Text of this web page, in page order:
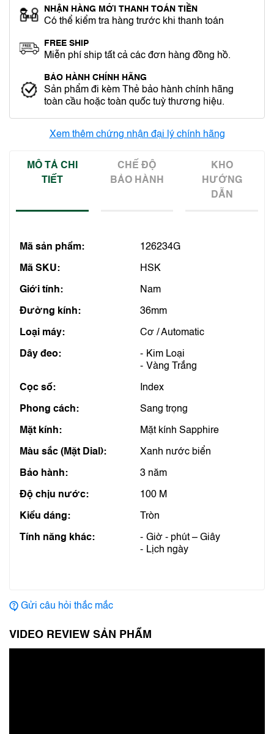
NHẬN HÀNG MỚI THANH TOÁN TIỀN
Có thể kiểm tra hàng trước khi thanh toán
FREE SHIP
Miễn phí ship tất cả các đơn hàng đồng hồ.
BẢO HÀNH CHÍNH HÃNG
Sản phẩm đi kèm Thẻ bảo hành chính hãng
toàn cầu hoặc toàn quốc tuỳ thương hiệu.
Xem thêm chứng nhận đại lý chính hãng
MÔ TẢ CHI
TIẾT
CHẾ ĐỘ
BẢO HÀNH
KHO
HƯỚNG
DẪN
Mã sản phẩm: 126234G
Mã SKU: HSK
Giới tính: Nam
Đường kính: 36mm
Loại máy: Cơ / Automatic
Dây đeo:
Kim Loại
Vàng Trắng
Cọc số: Index
Phong cách: Sang trọng
Mặt kính: Mặt kính Sapphire
Màu sắc (Mặt Dial): Xanh nước biển
Bảo hành: 3 năm
Độ chịu nước: 100 M
Kiểu dáng: Tròn
Tính năng khác:
Giờ - phút – Giây
Lịch ngày
Gửi câu hỏi thắc mắc
VIDEO REVIEW SẢN PHẨM